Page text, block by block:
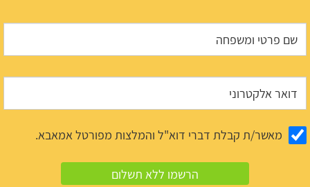
מאשר/ת קבלת דברי דוא"ל והמלצות מפורטל אמאבא.